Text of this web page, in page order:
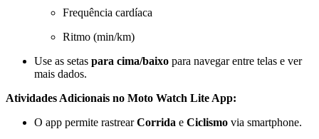
Frequência cardíaca
Ritmo (min/km)
Use as setas para cima/baixo para navegar entre telas e ver
mais dados.
Atividades Adicionais no Moto Watch Lite App:
O app permite rastrearCorrida e Ciclismo via smartphone.